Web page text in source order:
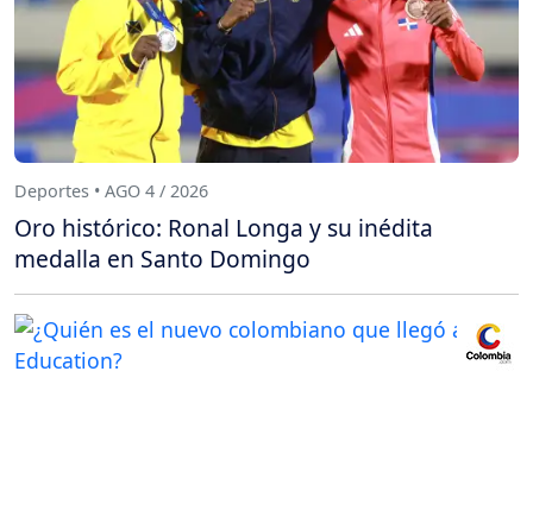
Deportes • AGO 4 / 2026
Oro histórico: Ronal Longa y su inédita
medalla en Santo Domingo